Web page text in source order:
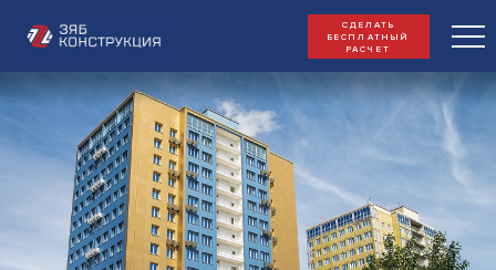
СДЕЛАТЬ
БЕСПЛАТНЫЙ
РАСЧЕТ